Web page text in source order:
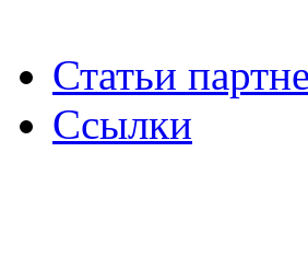
Статьи
Ссылки